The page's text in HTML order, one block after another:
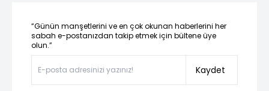
“Günün manşetlerini ve en çok okunan haberlerini her
sabah e-postanızdan takip etmek için bültene üye
olun.”
Kaydet